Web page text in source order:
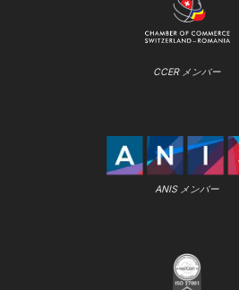
CCER メンバー
ANIS メンバー